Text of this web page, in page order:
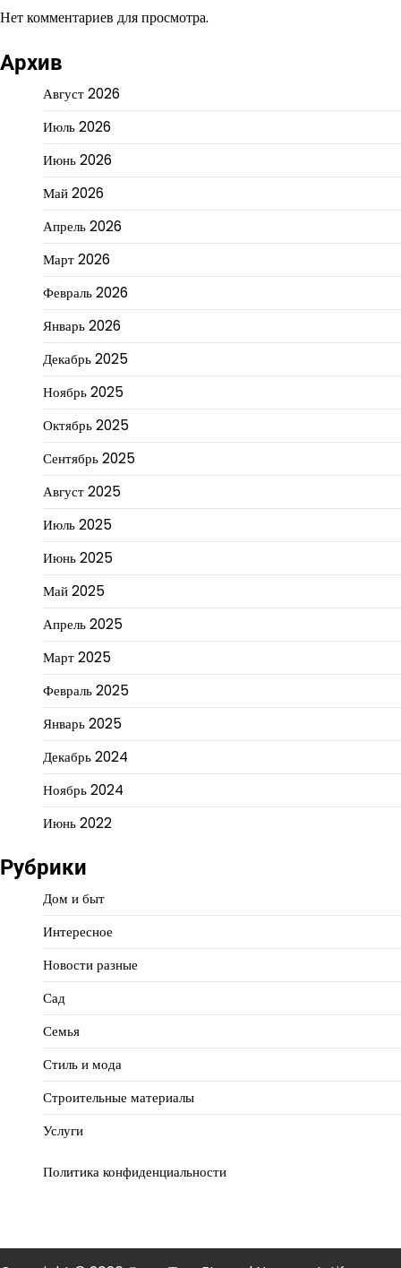
Нет комментариев для просмотра.
Архив
Август 2026
Июль 2026
Июнь 2026
Май 2026
Апрель 2026
Март 2026
Февраль 2026
Январь 2026
Декабрь 2025
Ноябрь 2025
Октябрь 2025
Сентябрь 2025
Август 2025
Июль 2025
Июнь 2025
Май 2025
Апрель 2025
Март 2025
Февраль 2025
Январь 2025
Декабрь 2024
Ноябрь 2024
Июнь 2022
Рубрики
Дом и быт
Интересное
Новости разные
Сад
Семья
Стиль и мода
Строительные материалы
Услуги
Политика конфиденциальности